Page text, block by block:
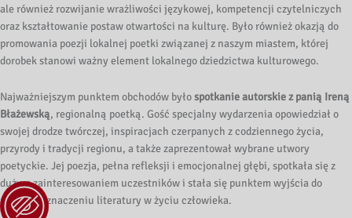
ale również rozwijanie wrażliwości językowej, kompetencji czytelniczych
oraz kształtowanie postaw otwartości na kulturę. Było również okazją do
promowania poezji lokalnej poetki związanej z naszym miastem, której
dorobek stanowi ważny element lokalnego dziedzictwa kulturowego.
Najważniejszym punktem obchodów byłospotkanie autorskie z panią Ireną
Błażewską, regionalną poetką. Gość specjalny wydarzenia opowiedział o
swojej drodze twórczej, inspiracjach czerpanych z codziennego życia,
przyrody i tradycji regionu, a także zaprezentował wybrane utwory
poetyckie. Jej poezja, pełna refleksji i emocjonalnej głębi, spotkała się z
dużym zainteresowaniem uczestników i stała się punktem wyjścia do
rozmów o znaczeniu literatury w życiu człowieka.